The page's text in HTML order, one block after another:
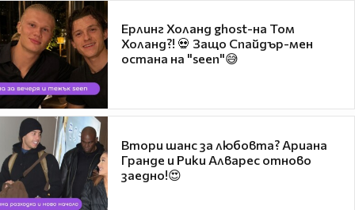
Ерлинг Холанд ghost-на Том
Холанд?! 💀 Защо Спайдър-мен
остана на "seen"😅
Втори шанс за любовта? Ариана
Гранде и Рики Алварес отново
заедно!😍